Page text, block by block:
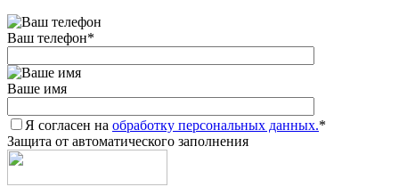
Ваш телефон*
Ваше имя
Я согласен на обработку персональных данных.*
Защита от автоматического заполнения